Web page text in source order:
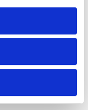
inkluderar:
för hela
under